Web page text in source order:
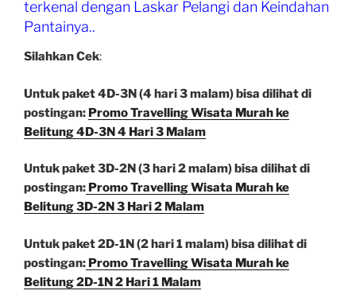
terkenal dengan Laskar Pelangi dan Keindahan
Pantainya..
Silahkan Cek:
Untuk paket 4D-3N (4 hari 3 malam) bisa dilihat di
postingan: Promo Travelling Wisata Murah ke
Belitung 4D-3N 4 Hari 3 Malam
Untuk paket 3D-2N (3 hari 2 malam) bisa dilihat di
postingan: Promo Travelling Wisata Murah ke
Belitung 3D-2N 3 Hari 2 Malam
Untuk paket 2D-1N (2 hari 1 malam) bisa dilihat di
postingan: Promo Travelling Wisata Murah ke
Belitung 2D-1N 2 Hari 1 Malam